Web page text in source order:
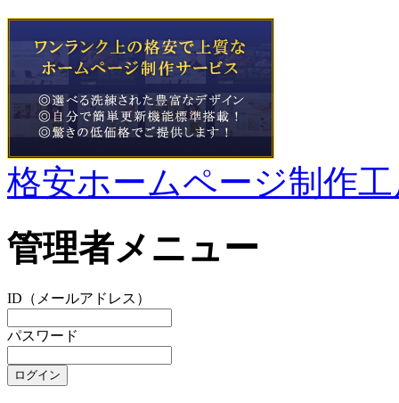
格安ホームページ制作
管理者メニュー
ID（メールアドレス）
パスワード